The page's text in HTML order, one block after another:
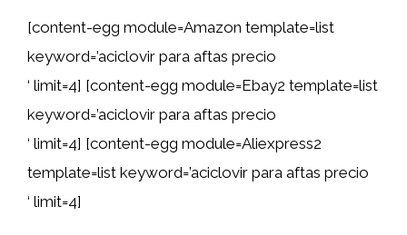
[content-egg module=Amazon template=list
keyword=’aciclovir para aftas precio
‘ limit=4] [content-egg module=Ebay2 template=list
keyword=’aciclovir para aftas precio
‘ limit=4] [content-egg module=Aliexpress2
template=list keyword=’aciclovir para aftas precio
‘ limit=4]